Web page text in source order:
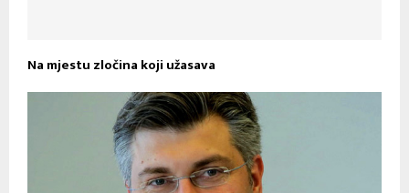
Na mjestu zločina koji užasava